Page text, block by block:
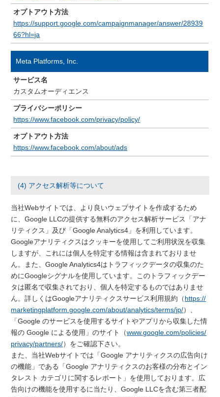
オプトアウト方法
https://support.google.com/campaignmanager/answer/28939
66?hl=ja
Meta Platforms, Inc.
サービス名
カスタムオーディエンス
プライバシーポリシー
https://www.facebook.com/privacy/policy/
オプトアウト方法
https://www.facebook.com/about/ads
(4) アクセス解析等について
当社Webサイトでは、より良いウェブサイトを作成するため
に、Google LLCの提供する無料のアクセス解析サービス「アナ
リティクス」及び「Google Analytics4」を利用しています。
Googleアナリティクスはクッキーを使用してご利用状況を収集
しますが、これには個人を特定する情報は含まれておりませ
ん。また、Google Analytics4はトラフィックデータの収集のた
めにGoogleシグナルを使用しています。このトラフィックデー
タは匿名で収集されており、個人を特定するものではありませ
ん。詳しくはGoogleアナリティクスサービス利用規約（https://
marketingplatform.google.com/about/analytics/terms/jp/）、
「Google のサービスを使用するサイトやアプリから収集した情
報の Google による使用」のサイト（www.google.com/policies/
privacy/partners/）をご確認下さい。
また、当社Webサイトでは「Google アナリティクスの広告向け
の機能」である「Google アナリティクスのお客様の分布とイン
タレスト カテゴリに関するレポート」を使用しております。広
告向けの機能を使用するに当たり、Google LLCを含む第三者配